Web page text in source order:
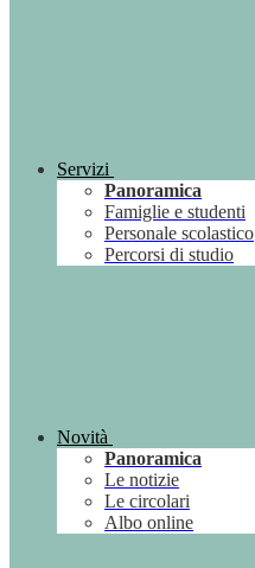
Servizi
Panoramica
Famiglie e studenti
Personale scolastico
Percorsi di studio
Novità
Panoramica
Le notizie
Le circolari
Albo online